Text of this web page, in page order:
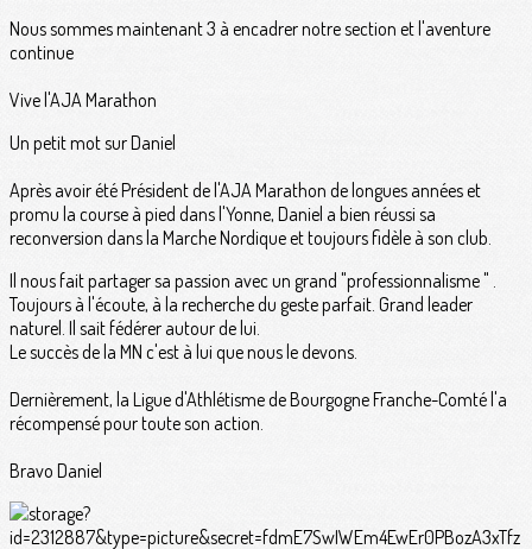
Nous sommes maintenant 3 à encadrer notre section et l'aventure
continue
Vive l'AJA Marathon
Un petit mot sur Daniel
Après avoir été Président de l'AJA Marathon de longues années et
promu la course à pied dans l'Yonne, Daniel a bien réussi sa
reconversion dans la Marche Nordique et toujours fidèle à son club.
Il nous fait partager sa passion avec un grand "professionnalisme " .
Toujours à l'écoute, à la recherche du geste parfait. Grand leader
naturel. Il sait fédérer autour de lui.
Le succès de la MN c'est à lui que nous le devons.
Dernièrement, la Ligue d'Athlétisme de Bourgogne Franche-Comté l'a
récompensé pour toute son action.
Bravo Daniel